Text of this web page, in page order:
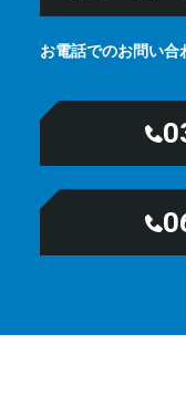
お電話でのお問い合